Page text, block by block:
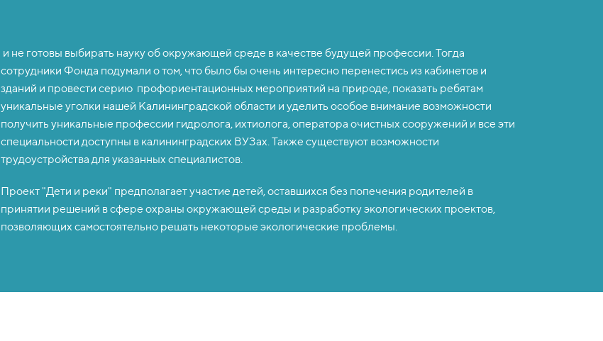
и не готовы выбирать науку об окружающей среде в качестве будущей профессии. Тогда
сотрудники Фонда подумали о том, что было бы очень интересно перенестись из кабинетов и
зданий и провести серию профориентационных мероприятий на природе, показать ребятам
уникальные уголки нашей Калининградской области и уделить особое внимание возможности
получить уникальные профессии гидролога, ихтиолога, оператора очистных сооружений и все эти
специальности доступны в калининградских ВУЗах. Также существуют возможности
трудоустройства для указанных специалистов.
Проект "Дети и реки" предполагает участие детей, оставшихся без попечения родителей в
принятии решений в сфере охраны окружающей среды и разработку экологических проектов,
позволяющих самостоятельно решать некоторые экологические проблемы.